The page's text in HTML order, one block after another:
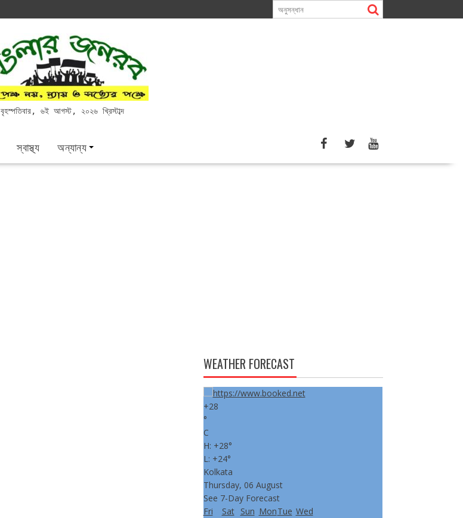
বৃহস্পতিবার, ৬ই আগস্ট, ২০২৬ খ্রিস্টাব্দ
স্বাস্থ্য অন্যান্য
WEATHER FORECAST
+28
°
C
H: +28°
L: +24°
Kolkata
Thursday, 06 August
See 7-Day Forecast
Fri
Sat Sun MonTue Wed